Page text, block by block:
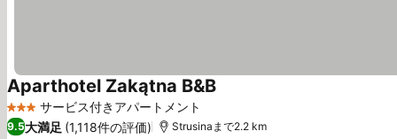
3 ホテルのランク
サービス付きアパートメント
Aparthotel Zakątna B&B料金を表示
9.5大満足 (1,118件の評価) Strusinaまで2.2 km